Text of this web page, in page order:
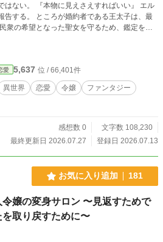
ればいい』 エル
る王太子は、最
家専属鑑定士の地位と婚約を同時に失う。
いた」 王太子にも、彼女を迎
うしたいのかを尋ねる者はいなかった。 用
拒んだ彼女は、戦場から持ち帰られた武器を
ル
聞き、自分の意思で居場所と未来を選ぶ恋愛フ
愛 5,637 位 / 66,401件
異世界 恋愛 令嬢
ファンタジー
感想数 0
文字数 108,230
最終更新日 2026.07.27
登録日 2026.07.13
お気に入り追加 181
嬢の変身サロン 〜見返すためで
取り戻すために〜